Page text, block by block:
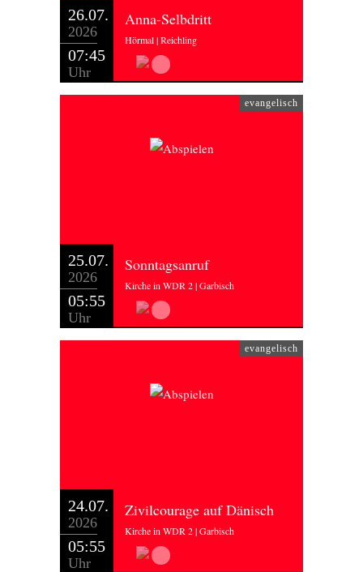
26.07.
2026
07:45
Uhr
Anna-Selbdritt
Hörmal | Reichling
evangelisch
25.07.
2026
05:55
Uhr
Sonntagsanruf
Kirche in WDR 2 | Garbisch
evangelisch
24.07.
2026
05:55
Uhr
Zivilcourage auf Dänisch
Kirche in WDR 2 | Garbisch